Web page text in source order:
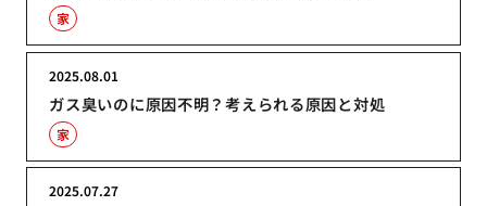
家
ガス臭いのに原因不明？考えられる原因と対処
2025.08.01
家
2025.07.27